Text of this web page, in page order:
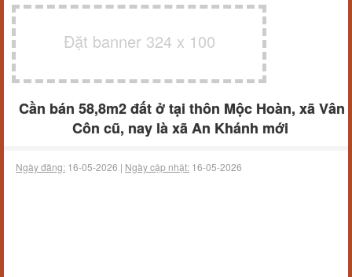
Đặt banner 324 x 100
Cần bán 58,8m2 đất ở tại thôn Mộc Hoàn, xã Vân
Côn cũ, nay là xã An Khánh mới
Ngày đăng: 16-05-2026 | Ngày cập nhật: 16-05-2026